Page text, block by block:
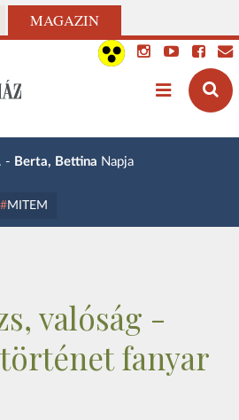
MAGAZIN
- Berta, Bettina Napja
MITEM
valóság -
fanyar